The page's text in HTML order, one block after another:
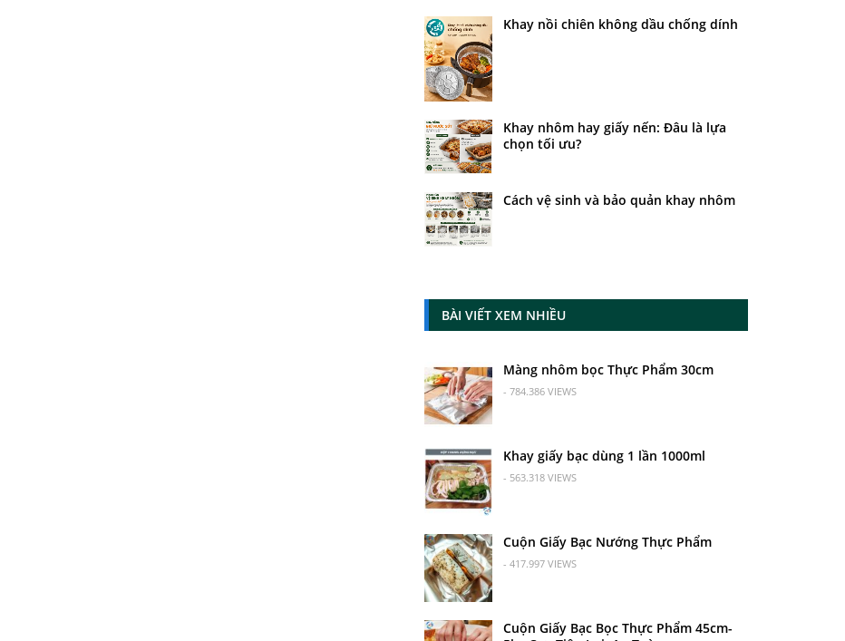
Khay nồi chiên không dầu chống dính
Khay nhôm hay giấy nến: Đâu là lựa
chọn tối ưu?
Cách vệ sinh và bảo quản khay nhôm
BÀI VIẾT XEM NHIỀU
Màng nhôm bọc Thực Phẩm 30cm
- 784.386 VIEWS
Khay giấy bạc dùng 1 lần 1000ml
- 563.318 VIEWS
Cuộn Giấy Bạc Nướng Thực Phẩm
- 417.997 VIEWS
Cuộn Giấy Bạc Bọc Thực Phẩm 45cm-